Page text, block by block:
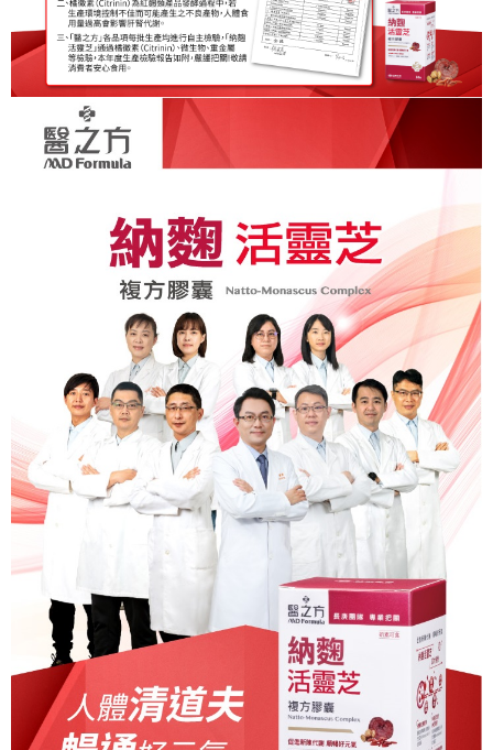
2.付款方式選擇「大哥付你分期」，訂單成立後會自動跳轉到大哥付的交易
流程，驗證手機門號後，選擇欲分期的期數、繳款截止日，確認付款後即完
成交易。
3.實際核准額度、可分期數及費用金額請依後續交易確認頁面所載為準。
4.訂單成立30分鐘內，如未前往確認交易或遇審核未通過，訂單將自動取
消。如遇「轉專審核」未通過狀況，表示未達大哥付你分期系統評分，恕無
法說明評估內容。
【繳款方式說明】
1.分期款項不併入電信帳單，「大哥付你分期」於每月結算日後寄送繳費提
2.透過簡訊連結打開帳單後，可選擇「超商條碼／台灣大直營門市／銀行轉
帳／街口支付／iPASS MONEY」等通路繳費。
1.本服務係由「台灣大哥大股份有限公司」（以下簡稱本公司）所提供，讓
用戶於交易時，得透過本服務購買商品或服務，並由商店將買賣／分期付款
買賣價金債權讓與本公司後，依約使用本公司帳單繳交帳款。
2.基於同意付款使用「大哥付你分期」之契約關係目的，商店將以您的個人
資料（包含姓名、電話或地址）提供予台灣大哥大進項蒐集、處理及利用，
由本公司與您本人進行分期帳單所需資料之確認、核對及更正。
3.完整用戶服務條款，請詳閱以下連結：https://oppay.tw/userRule
相關說明
【關於「AFTEE先享後付」】
AFTEE先享後付是「在收到商品之後才付款」的支付方式。 讓您購物簡單
便利好安心！
１．簡單：不需註冊會員、不需綁卡、不需儲值。
２．便利：只要手機號碼，簡訊認證，即可結帳。
３．安心：先確認商品／服務後，再付款。
結帳頁面，進行簡訊認證並確認金額後，即可完成結帳。
２．訂單成立數日內，您將收到繳費通知簡訊。
３．收到繳費通知簡訊後14天內，點擊此簡訊中的連結，可透過四大超商／
ATM／網路銀行／等多元方式進行付款，方視為交易完成。
※ 請注意：結帳手續完成當下不需立刻繳費，但若您需要取消訂單，請聯絡
購買商品的店家。未經商家同意取消之訂單仍視為有效，需透過AFTEE先享
後付繳納相關費用。
※ 交易是否成功請以「AFTEE先享後付 」之結帳頁面顯示為準，若有關於
是否繳費成功／繳費後需取消欲退款等相關疑問，請聯繫「AFTEE先享後付
客戶支援中心」https://netprotections.freshdesk.com/support/home
【注意事項】
１．透過由恩沛科技股份有限公司提供之「AFTEE先享後付」服務完成之交
易，需依本服務之必要範圍內提供個人資料，並將交易相關給付款項請求債
權轉讓予恩沛科技股份有限公司。
２．關於個人資料處理事宜，請瀏覽以下網址：
https://aftee.tw/terms/#terms3
３．未成年的使用者請事先徵得法定代理人或監護人之同意方可使用
「AFTEE先享後付」，若未經同意申辦者引起之損失，本公司不負相關責
４．使用「AFTEE先享後付」時，將依據個別帳號之用戶狀況，依本公司即
時審查核予不同之上限額度；若仍有額度不足之情形，本公司將視審查結果
請求用戶進行身份認證。
５．嚴禁一人註冊多個帳號或使用他人資訊註冊。若發現惡意使用之情形，
恩沛科技股份有限公司將有權停止該用戶之使用額度並採取法律行動。
Hami Point
相關說明
「Hami Point」為中華電信所提供之點數服務，可於會員專區綁定中華電信
會員帳號後，即可在購物車使用 Hami Point 折抵消費金額 (1點等於1元)。
ATM付款
貨到付款
每筆NT$90，滿NT$1,000(含以上)免運費
付款後全家取貨
每筆NT$90，滿NT$1,000(含以上)免運費
萊爾富取貨付款
每筆NT$90，滿NT$1,000(含以上)免運費
付款後萊爾富取貨
每筆NT$90，滿NT$1,000(含以上)免運費
每筆NT$90，滿NT$1,000(含以上)免運費
付款後7-11取貨
每筆NT$90，滿NT$1,000(含以上)免運費
宅配
每筆NT$90，滿NT$1,000(含以上)免運費